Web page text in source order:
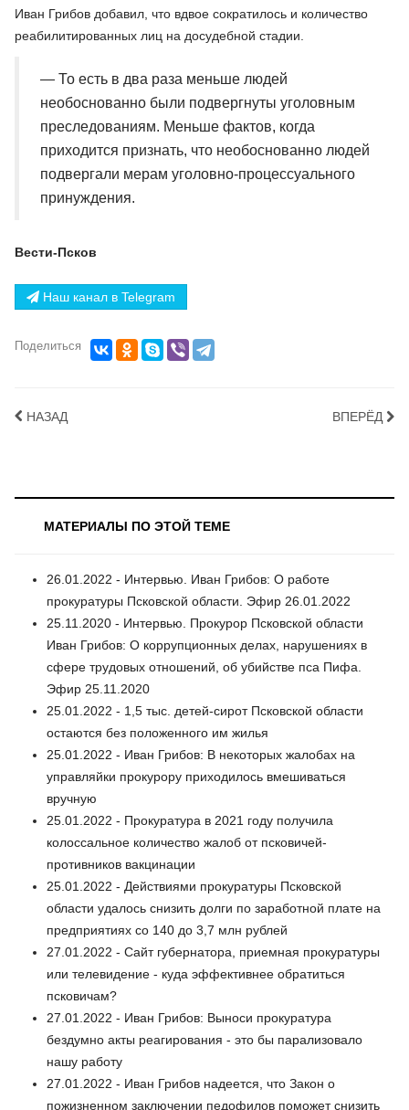
Иван Грибов добавил, что вдвое сократилось и количество
реабилитированных лиц на досудебной стадии.
— То есть в два раза меньше людей
необоснованно были подвергнуты уголовным
преследованиям. Меньше фактов, когда
приходится признать, что необоснованно людей
подвергали мерам уголовно-процессуального
принуждения.
Вести-Псков
Наш канал в Telegram
Поделиться
НАЗАД ВПЕРЁД
МАТЕРИАЛЫ ПО ЭТОЙ ТЕМЕ
26.01.2022 - Интервью. Иван Грибов: О работе
прокуратуры Псковской области. Эфир 26.01.2022
25.11.2020 - Интервью. Прокурор Псковской области
Иван Грибов: О коррупционных делах, нарушениях в
сфере трудовых отношений, об убийстве пса Пифа.
Эфир 25.11.2020
25.01.2022 - 1,5 тыс. детей-сирот Псковской области
остаются без положенного им жилья
25.01.2022 - Иван Грибов: В некоторых жалобах на
управляйки прокурору приходилось вмешиваться
вручную
25.01.2022 - Прокуратура в 2021 году получила
колоссальное количество жалоб от псковичей-
противников вакцинации
25.01.2022 - Действиями прокуратуры Псковской
области удалось снизить долги по заработной плате на
предприятиях со 140 до 3,7 млн рублей
27.01.2022 - Сайт губернатора, приемная прокуратуры
или телевидение - куда эффективнее обратиться
псковичам?
27.01.2022 - Иван Грибов: Выноси прокуратура
бездумно акты реагирования - это бы парализовало
нашу работу
27.01.2022 - Иван Грибов надеется, что Закон о
пожизненном заключении педофилов поможет снизить